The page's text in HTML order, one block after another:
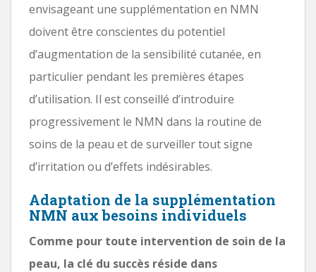
envisageant une supplémentation en NMN
doivent être conscientes du potentiel
d’augmentation de la sensibilité cutanée, en
particulier pendant les premières étapes
d’utilisation. Il est conseillé d’introduire
progressivement le NMN dans la routine de
soins de la peau et de surveiller tout signe
d’irritation ou d’effets indésirables.
Adaptation de la supplémentation
NMN aux besoins individuels
Comme pour toute intervention de soin de la
peau, la clé du succès réside dans